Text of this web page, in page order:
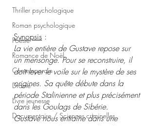
Thriller psychologique
Roman psychologique
Poésie
Romance de Noël
Contemporain
Drame
Livre jeunesse
Documentaire / Sciences criminelles
Synopsis :
La vie entière de Gustave repose sur
un mensonge. Pour se reconstruire, il
doit lever le voile sur le mystère de ses
origines. Sa quête débute dans la
période Stalinienne et plus précisément
dans les Goulags de Sibérie.
Gustave nous entraîne dans une